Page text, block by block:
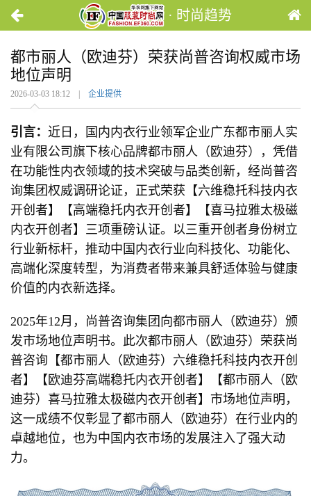
· 时尚趋势
都市丽人（欧迪芬）荣获尚普咨询权威市场
地位声明
2026-03-03 18:12 | 企业提供
引言： 近日，国内内衣行业领军企业广东都市丽人实
业有限公司旗下核心品牌都市丽人（欧迪芬），凭借
在功能性内衣领域的技术突破与品类创新，经尚普咨
询集团权威调研论证，正式荣获【六维稳托科技内衣
开创者】【高端稳托内衣开创者】【喜马拉雅太极磁
内衣开创者】三项重磅认证。以三重开创者身份树立
行业新标杆，推动中国内衣行业向科技化、功能化、
高端化深度转型，为消费者带来兼具舒适体验与健康
价值的内衣新选择。
2025年12月，尚普咨询集团向都市丽人（欧迪芬）颁
发市场地位声明书。此次都市丽人（欧迪芬）荣获尚
普咨询【都市丽人（欧迪芬）六维稳托科技内衣开创
者】【欧迪芬高端稳托内衣开创者】【都市丽人（欧
迪芬）喜马拉雅太极磁内衣开创者】市场地位声明，
这一成绩不仅彰显了都市丽人（欧迪芬）在行业内的
卓越地位，也为中国内衣市场的发展注入了强大动
力。